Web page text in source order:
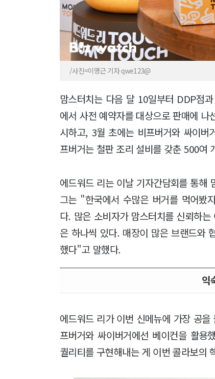
/사진=이명근 기자 qwe123@
맘스터치는 다음 달 10일부터 DDP점
에서 사전 예약자를 대상으로 판매에
시하고, 3월 초에는 비프버거와 싸이
프버거는 철판 조리 설비를 갖춘 500여
에드워드 리는 이날 기자간담회를 통해
그는 "한국에서 수많은 버거를 먹어봤
다. 많은 소비자가 맘스터치를 신뢰하
은 하나씩 있다. 매장이 많은 브랜드와
했다"고 말했다.
익
에드워드 리가 이번 신메뉴에 가장 공
프버거와 싸이버거에선 베이컨을 활
퀄리티를 구현해내는 게 이번 콜라보의